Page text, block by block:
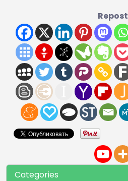
Repost
Categories